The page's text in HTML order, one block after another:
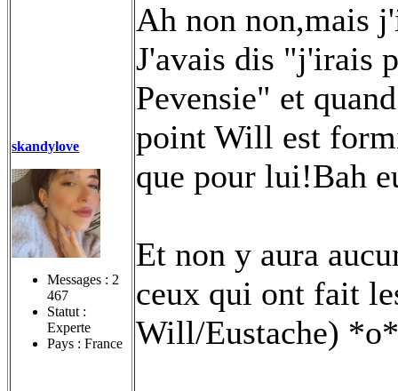
skandylove
Messages : 2
467
Statut :
Experte
Pays : France
Ah non non,mais
J'avais dis "j'irais
Pevensie" et
point Will est
que pour lui!Bah
Et non y aura
ceux qui ont fait
Will/Eustache)